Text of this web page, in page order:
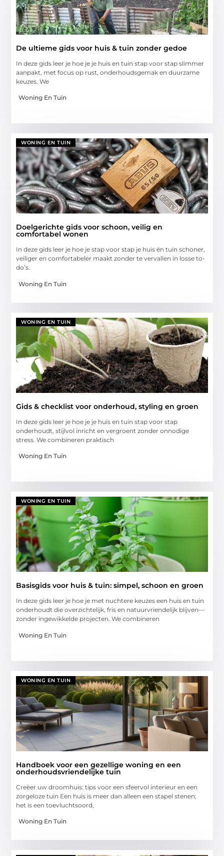
De ultieme gids voor huis & tuin zonder gedoe
In deze gids leer je hoe je je huis en tuin stap voor stap slimmer
aanpakt, met focus op rust, onderhoudsgemak en duurzame
keuzes. We
Woning En Tuin
WONING EN TUIN
Doelgerichte gids voor schoon, veilig en
comfortabel wonen
In deze gids leer je hoe je stap voor stap je huis én tuin schoner,
veiliger en comfortabeler maakt zonder te vervallen in losse to-
do’s.
Woning En Tuin
WONING EN TUIN
Gids & checklist voor onderhoud, styling en groen
In deze gids leer je hoe je je huis en tuin stap voor stap
onderhoudt, stijlvol inricht en vergroent zonder onnodige
stress. We combineren praktisch
Woning En Tuin
WONING EN TUIN
Basisgids voor huis & tuin: simpel, schoon en groen
In deze gids leer je hoe je met nuchtere keuzes een huis en tuin
onderhoudt die overzichtelijk, fris en natuurvriendelijk blijven—
zonder ingewikkelde projecten. We combineren
Woning En Tuin
WONING EN TUIN
Handboek voor een gezellige woning en een
onderhoudsvriendelijke tuin
Creëer uw droomhuis: tips voor een sfeervol interieur en een
zorgeloze tuin Een huis is meer dan alleen een stapel stenen;
het is een toevluchtsoord,
Woning En Tuin